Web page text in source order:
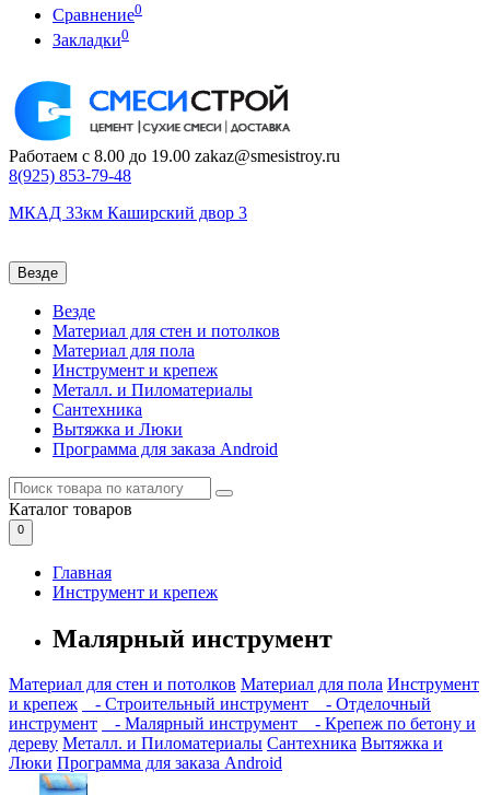
Сравнение0
Закладки0
Работаем с 8.00 до 19.00 zakaz@smesistroy.ru
8(925) 853-79-48
МКАД 33км Каширский двор 3
Везде
Везде
Материал для стен и потолков
Материал для пола
Инструмент и крепеж
Металл. и Пиломатериалы
Сантехника
Вытяжка и Люки
Программа для заказа Android
Каталог товаров
0
Главная
Инструмент и крепеж
Малярный инструмент
Материал для стен и потолков Материал для пола Инструмент
и крепеж
- Строительный инструмент
- Отделочный
инструмент
- Малярный инструмент
- Крепеж по бетону и
дереву Металл. и Пиломатериалы Сантехника Вытяжка и
Люки Программа для заказа Android